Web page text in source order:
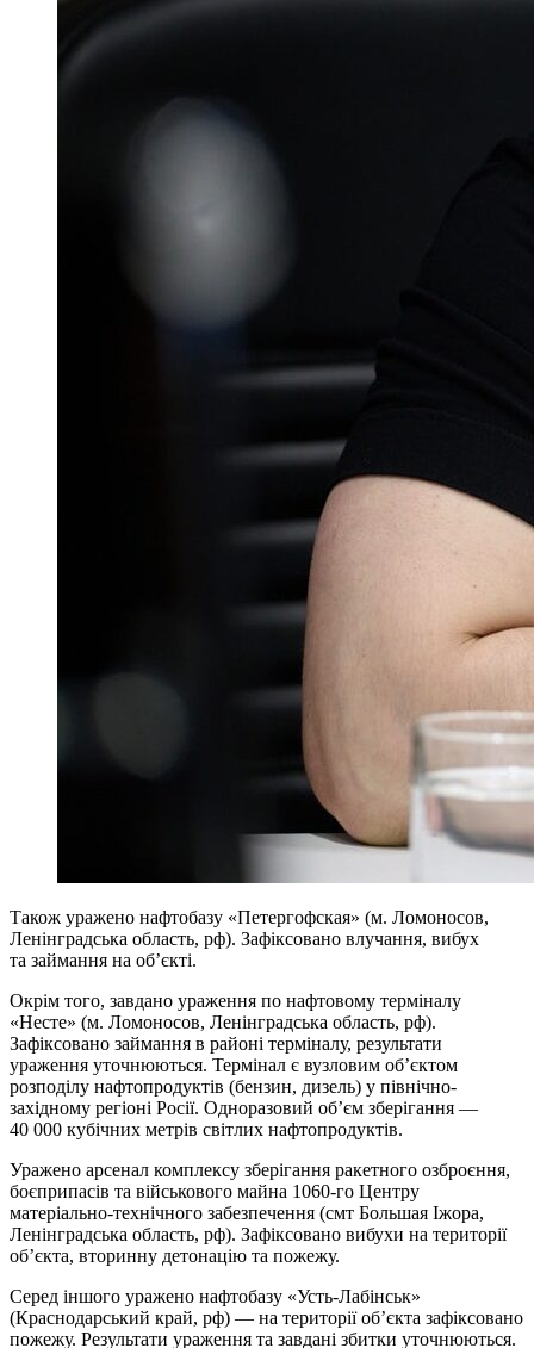
Також уражено нафтобазу «Петергофская» (м. Ломоносов,
Ленінградська область, рф). Зафіксовано влучання, вибух
та займання на об’єкті.
Окрім того, завдано ураження по нафтовому терміналу
«Несте» (м. Ломоносов, Ленінградська область, рф).
Зафіксовано займання в районі терміналу, результати
ураження уточнюються. Термінал є вузловим об’єктом
розподілу нафтопродуктів (бензин, дизель) у північно-
західному регіоні Росії. Одноразовий об’єм зберігання —
40 000 кубічних метрів світлих нафтопродуктів.
Уражено арсенал комплексу зберігання ракетного озброєння,
боєприпасів та військового майна 1060-го Центру
матеріально-технічного забезпечення (смт Большая Іжора,
Ленінградська область, рф). Зафіксовано вибухи на території
об’єкта, вторинну детонацію та пожежу.
Серед іншого уражено нафтобазу «Усть-Лабінськ»
(Краснодарський край, рф) — на території об’єкта зафіксовано
пожежу. Результати ураження та завдані збитки уточнюються.